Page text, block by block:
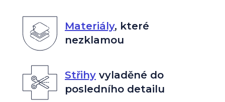
Materiály, které
nezklamou
Střihyvyladěné do
posledního detailu